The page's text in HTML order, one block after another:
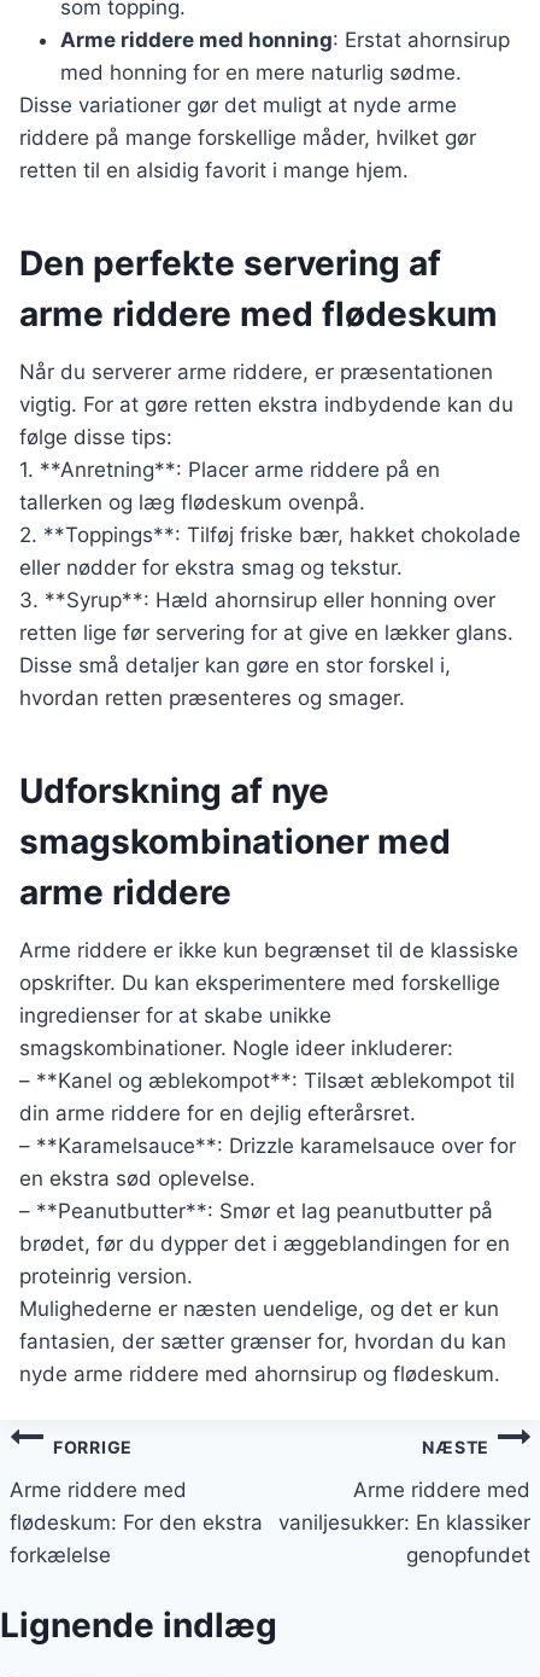
som topping.
Arme riddere med honning: Erstat ahornsirup
med honning for en mere naturlig sødme.
Disse variationer gør det muligt at nyde arme
riddere på mange forskellige måder, hvilket gør
retten til en alsidig favorit i mange hjem.
Den perfekte servering af
arme riddere med flødeskum
Når du serverer arme riddere, er præsentationen
vigtig. For at gøre retten ekstra indbydende kan du
følge disse tips:
1. **Anretning**: Placer arme riddere på en
tallerken og læg flødeskum ovenpå.
2. **Toppings**: Tilføj friske bær, hakket chokolade
eller nødder for ekstra smag og tekstur.
3. **Syrup**: Hæld ahornsirup eller honning over
retten lige før servering for at give en lækker glans.
Disse små detaljer kan gøre en stor forskel i,
hvordan retten præsenteres og smager.
Udforskning af nye
smagskombinationer med
arme riddere
Arme riddere er ikke kun begrænset til de klassiske
opskrifter. Du kan eksperimentere med forskellige
ingredienser for at skabe unikke
smagskombinationer. Nogle ideer inkluderer:
– **Kanel og æblekompot**: Tilsæt æblekompot til
din arme riddere for en dejlig efterårsret.
– **Karamelsauce**: Drizzle karamelsauce over for
en ekstra sød oplevelse.
– **Peanutbutter**: Smør et lag peanutbutter på
brødet, før du dypper det i æggeblandingen for en
proteinrig version.
Mulighederne er næsten uendelige, og det er kun
fantasien, der sætter grænser for, hvordan du kan
nyde arme riddere med ahornsirup og flødeskum.
Indlægsnavigation
FORRIGE
Arme riddere med
flødeskum: For den ekstra
forkælelse
NÆSTE
Arme riddere med
vaniljesukker: En klassiker
genopfundet
Lignende indlæg